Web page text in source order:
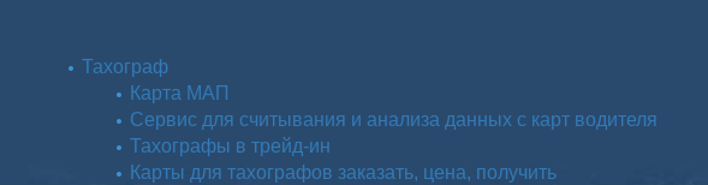
Тахограф
Карта МАП
Сервис для считывания и анализа данных с карт водителя
Тахографы в трейд-ин
Карты для тахографов заказать, цена, получить